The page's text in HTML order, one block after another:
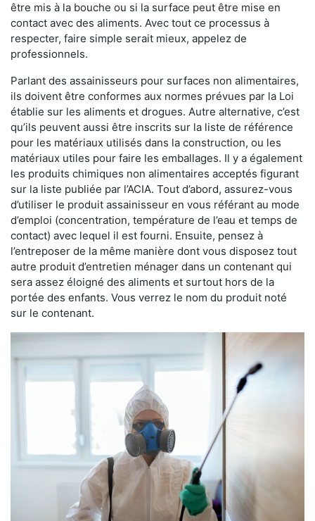
être mis à la bouche ou si la surface peut être mise en
contact avec des aliments. Avec tout ce processus à
respecter, faire simple serait mieux, appelez de
professionnels.
Parlant des assainisseurs pour surfaces non alimentaires,
ils doivent être conformes aux normes prévues par la Loi
établie sur les aliments et drogues. Autre alternative, c’est
qu’ils peuvent aussi être inscrits sur la liste de référence
pour les matériaux utilisés dans la construction, ou les
matériaux utiles pour faire les emballages. Il y a également
les produits chimiques non alimentaires acceptés figurant
sur la liste publiée par l’ACIA. Tout d’abord, assurez-vous
d’utiliser le produit assainisseur en vous référant au mode
d’emploi (concentration, température de l’eau et temps de
contact) avec lequel il est fourni. Ensuite, pensez à
l’entreposer de la même manière dont vous disposez tout
autre produit d’entretien ménager dans un contenant qui
sera assez éloigné des aliments et surtout hors de la
portée des enfants. Vous verrez le nom du produit noté
sur le contenant.